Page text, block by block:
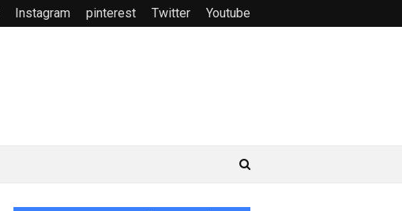
Instagram pinterest Twitter Youtube